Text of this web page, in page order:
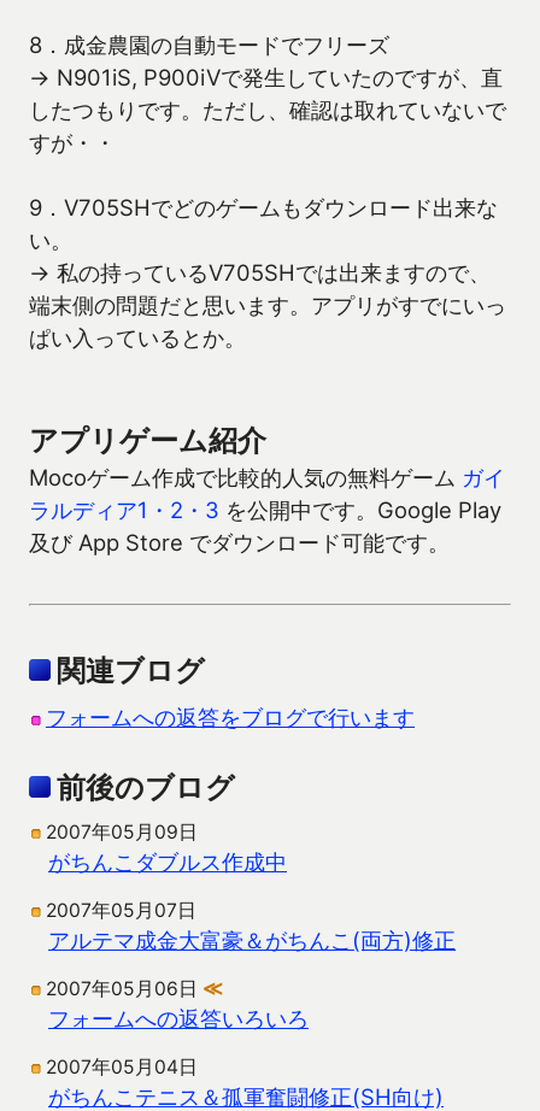
8．成金農園の自動モードでフリーズ
→ N901iS, P900iVで発生していたのですが、直
したつもりです。ただし、確認は取れていないで
すが・・
9．V705SHでどのゲームもダウンロード出来な
い。
→ 私の持っているV705SHでは出来ますので、
端末側の問題だと思います。アプリがすでにいっ
ぱい入っているとか。
アプリゲーム紹介
Mocoゲーム作成で比較的人気の無料ゲーム ガイ
ラルディア1・2・3 を公開中です。Google Play
及び App Store でダウンロード可能です。
関連ブログ
フォームへの返答をブログで行います
前後のブログ
2007年05月09日
がちんこダブルス作成中
2007年05月07日
アルテマ成金大富豪＆がちんこ(両方)修正
2007年05月06日 ≪
フォームへの返答いろいろ
2007年05月04日
がちんこテニス＆孤軍奮闘修正(SH向け)